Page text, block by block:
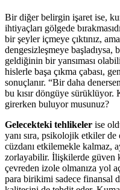
Bir diğer belirgin işaret ise,
ihtiyaçları gölgede
bir şeyler içmeye çıktınız,
dengesizleşmeye başladıysa,
geldiğinin bir yansıması
hislerle başa çıkma çabası,
sonuçlanır. “Bir daha
bu kısır döngüye sürüklüyor.
girerken buluyor musunuz?
Gelecekteki tehlikeler ise
yanı sıra, psikolojik etkiler de
cüzdanı etkilemekle kalmaz,
zorlayabilir. İlişkilerde güven
çevreden izole olmanıza yol
para birikimi sadece finansal